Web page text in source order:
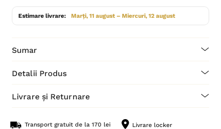
Estimare livrare: Marți, 11 august – Miercuri, 12 august
Sumar
Detalii Produs
Livrare și Returnare
Transport gratuit de la 170 lei Livrare locker